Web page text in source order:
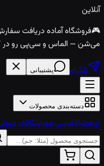
آنلاین
🎮فروشگاه آماده دریافت
می‌شن — الماس و سی‌پی رو در کمتر از ۱۵ دقیقه
تلگرام پشتیبانی
دسته‌بندی محصولات
ای‌فوتبالاف‌سی موبایلکالاف